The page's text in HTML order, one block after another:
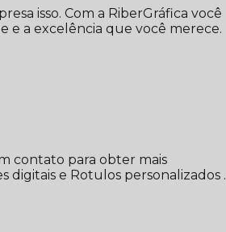
isso. Com a RiberGráfica você
e a excelência que você merece.
contato para obter mais
digitais e Rotulos personalizados .